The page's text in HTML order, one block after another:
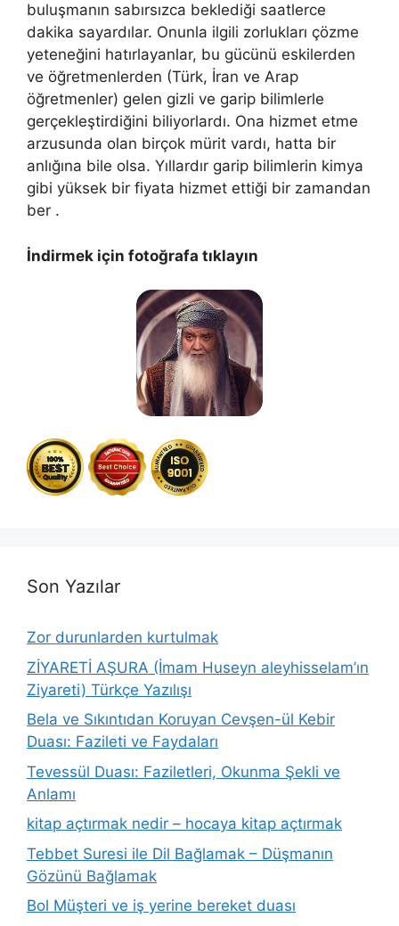
buluşmanın sabırsızca beklediği saatlerce
dakika sayardılar. Onunla ilgili zorlukları çözme
yeteneğini hatırlayanlar, bu gücünü eskilerden
ve öğretmenlerden (Türk, İran ve Arap
öğretmenler) gelen gizli ve garip bilimlerle
gerçekleştirdiğini biliyorlardı. Ona hizmet etme
arzusunda olan birçok mürit vardı, hatta bir
anlığına bile olsa. Yıllardır garip bilimlerin kimya
gibi yüksek bir fiyata hizmet ettiği bir zamandan
ber .
İndirmek için fotoğrafa tıklayın
Son Yazılar
Zor durunlarden kurtulmak
ZİYARETİ AŞURA (İmam Huseyn aleyhisselam’ın
Ziyareti) Türkçe Yazılışı
Bela ve Sıkıntıdan Koruyan Cevşen-ül Kebir
Duası: Fazileti ve Faydaları
Tevessül Duası: Faziletleri, Okunma Şekli ve
Anlamı
kitap açtırmak nedir – hocaya kitap açtırmak
Tebbet Suresi ile Dil Bağlamak – Düşmanın
Gözünü Bağlamak
Bol Müşteri ve iş yerine bereket duası